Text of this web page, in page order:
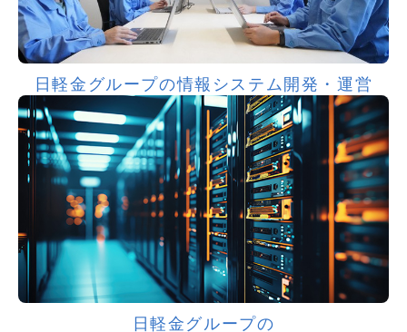
日軽金グループの情報システム開発・運営
日軽金グループの